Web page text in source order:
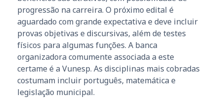
progressão na carreira. O próximo edital é
aguardado com grande expectativa e deve incluir
provas objetivas e discursivas, além de testes
físicos para algumas funções. A banca
organizadora comumente associada a este
certame é a Vunesp. As disciplinas mais cobradas
costumam incluir português, matemática e
legislação municipal.